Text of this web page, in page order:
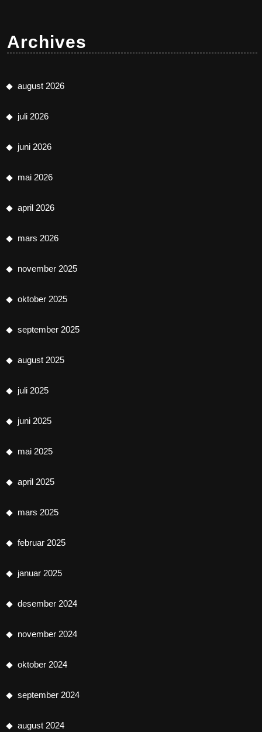
Archives
august 2026
juli 2026
juni 2026
mai 2026
april 2026
mars 2026
november 2025
oktober 2025
september 2025
august 2025
juli 2025
juni 2025
mai 2025
april 2025
mars 2025
februar 2025
januar 2025
desember 2024
november 2024
oktober 2024
september 2024
august 2024